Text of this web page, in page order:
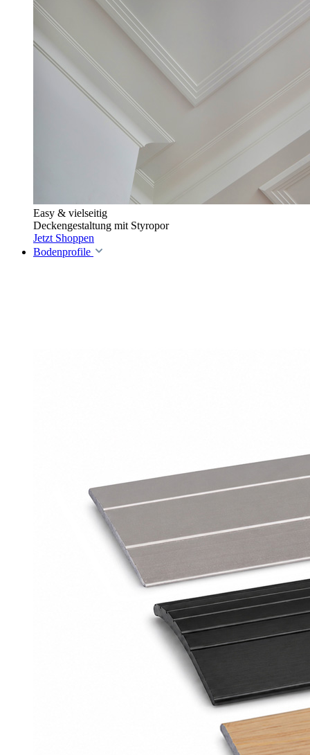
Easy & vielseitig
Deckengestaltung mit Styropor
Jetzt Shoppen
Bodenprofile